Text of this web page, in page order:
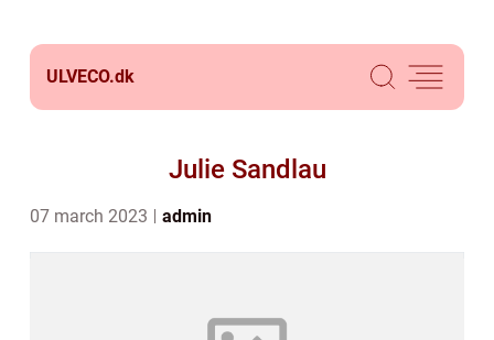
ULVECO.dk
Julie Sandlau
07 march 2023 admin